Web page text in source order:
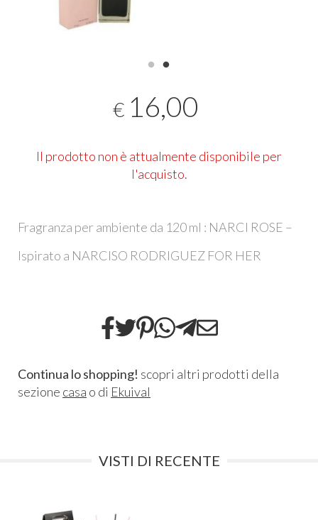
€ 16,00
Il prodotto non è attualmente disponibile per
l'acquisto.
Fragranza per ambiente da 120 ml : NARCI ROSE –
Ispirato a NARCISO RODRIGUEZ FOR HER
Continua lo shopping! scopri altri prodotti della
sezione casa o di Ekuival
VISTI DI RECENTE